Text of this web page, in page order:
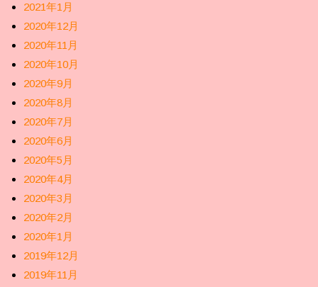
2021年1月
2020年12月
2020年11月
2020年10月
2020年9月
2020年8月
2020年7月
2020年6月
2020年5月
2020年4月
2020年3月
2020年2月
2020年1月
2019年12月
2019年11月